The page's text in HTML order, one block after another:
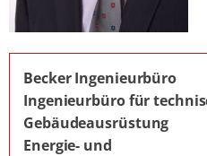
Becker Ingenieurbüro
Ingenieurbüro für
Gebäudeausrüstung
Energie- und